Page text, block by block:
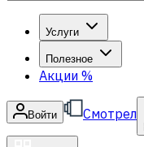
Услуги
Полезное
Акции %
Войти Смотрел